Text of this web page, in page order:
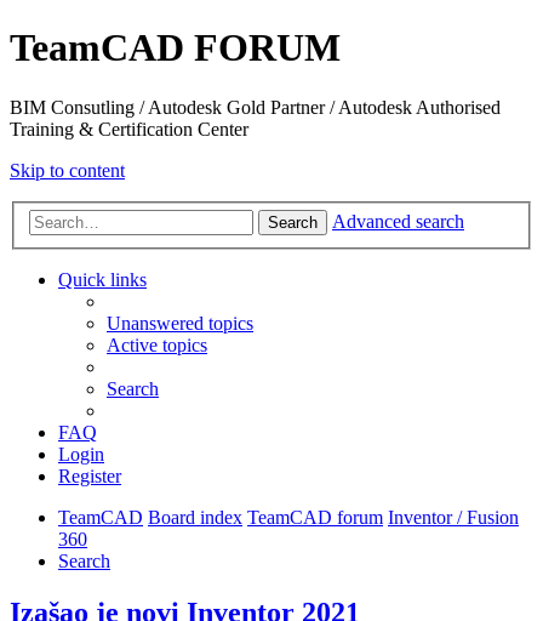
TeamCAD FORUM
BIM Consutling / Autodesk Gold Partner / Autodesk Authorised
Training & Certification Center
Skip to content
Search Advanced search
Quick links
Unanswered topics
Active topics
Search
FAQ
Login
Register
TeamCAD Board index TeamCAD forum Inventor / Fusion
360
Search
Izašao je novi Inventor 2021